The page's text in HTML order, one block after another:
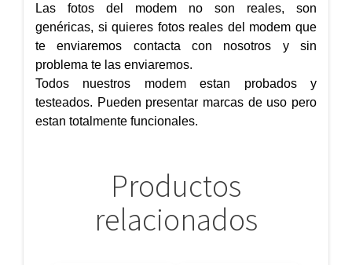
Las fotos del modem no son reales, son
genéricas, si quieres fotos reales del modem que
te enviaremos contacta con nosotros y sin
problema te las enviaremos.
Todos nuestros modem estan probados y
testeados. Pueden presentar marcas de uso pero
estan totalmente funcionales.
Productos
relacionados